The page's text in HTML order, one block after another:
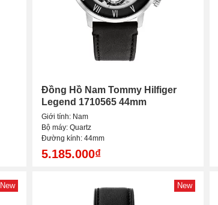
Đồng Hồ Nam Tommy Hilfiger
Legend 1710565 44mm
Giới tính: Nam
Bộ máy: Quartz
Đường kính: 44mm
5.185.000₫
New New